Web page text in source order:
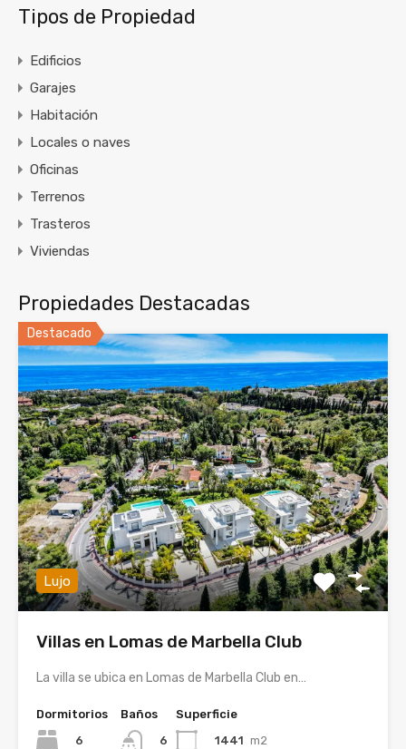
Tipos de Propiedad
Edificios
Garajes
Habitación
Locales o naves
Oficinas
Terrenos
Trasteros
Viviendas
Propiedades Destacadas
Destacado
Lujo
Villas en Lomas de Marbella Club
La villa se ubica en Lomas de Marbella Club en…
Dormitorios
6
Baños
6
Superficie
1441 m2